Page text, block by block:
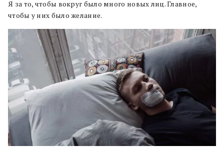
Я за то, чтобы вокруг было много новых лиц. Главное,
чтобы у них было желание.